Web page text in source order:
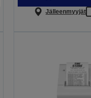
Jälleenmyyjät